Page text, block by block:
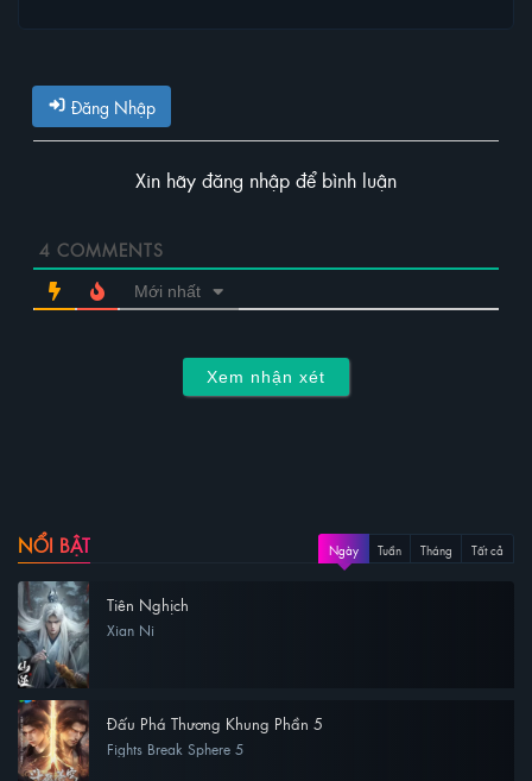
Đăng Nhập
Xin hãy đăng nhập để bình luận
4 COMMENTS
Mới nhất
Xem nhận xét
NỔI BẬT Ngày Tuần Tháng Tất cả
Tiên Nghịch
Xian Ni
Đấu Phá Thương Khung Phần 5
Fights Break Sphere 5